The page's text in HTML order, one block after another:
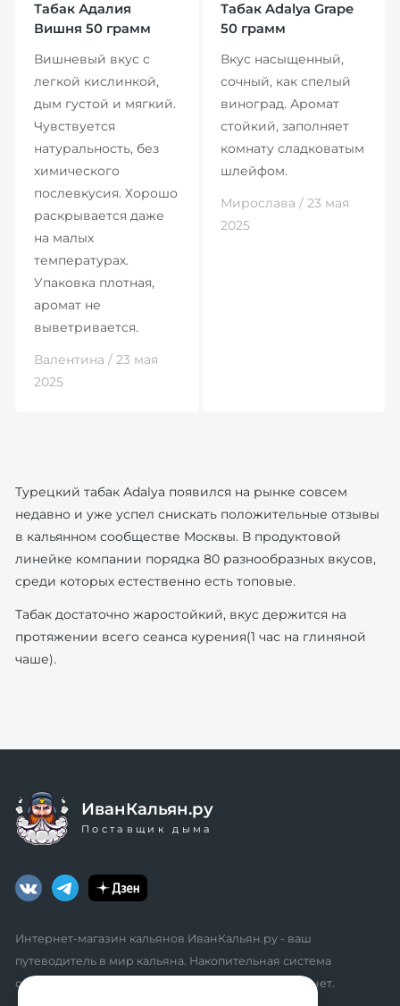
Табак Адалия
Вишня 50 грамм
Вишневый вкус с
легкой кислинкой,
дым густой и мягкий.
Чувствуется
натуральность, без
химического
послевкусия. Хорошо
раскрывается даже
на малых
температурах.
Упаковка плотная,
аромат не
выветривается.
Валентина / 23 мая
2025
Табак Adalya Grape
50 грамм
Вкус насыщенный,
сочный, как спелый
виноград. Аромат
стойкий, заполняет
комнату сладковатым
шлейфом.
Мирослава / 23 мая
2025
Турецкий табак Adalya появился на рынке совсем
недавно и уже успел снискать положительные отзывы
в кальянном сообществе Москвы. В продуктовой
линейке компании порядка 80 разнообразных вкусов,
среди которых естественно есть топовые.
Табак достаточно жаростойкий, вкус держится на
протяжении всего сеанса курения(1 час на глиняной
чаше).
ИванКальян.ру
Поставщик дыма
Интернет-магазин кальянов ИванКальян.ру - ваш
путеводитель в мир кальяна. Накопительная система
скидок, промокоды, акции. Удобный личный кабинет.